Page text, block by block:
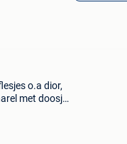
o.a dior,
met doosje